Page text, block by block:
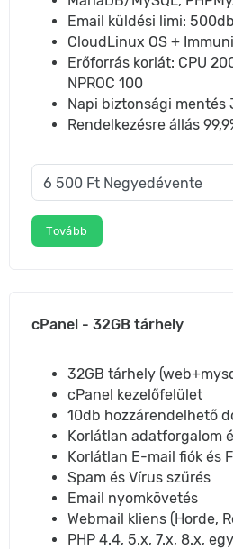
Email küldési limi:
CloudLinux OS +
Erőforrás korlát: CPU
NPROC 100
Napi biztonsági mentés
Rendelkezésre állás
Tovább
cPanel - 32GB tárhely
32GB tárhely
cPanel kezelőfelület
10db hozzárendelhető
Korlátlan adatforgalom
Korlátlan E-mail fiók és
Spam és Vírus szűrés
Email nyomkövetés
Webmail kliens (Horde,
PHP 4.4, 5.x, 7.x, 8.x,